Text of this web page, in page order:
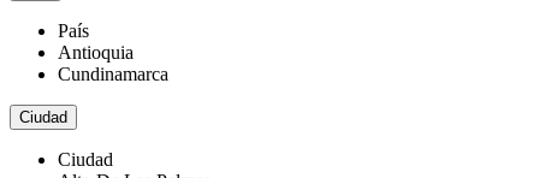
País
Antioquia
Cundinamarca
Ciudad
Ciudad